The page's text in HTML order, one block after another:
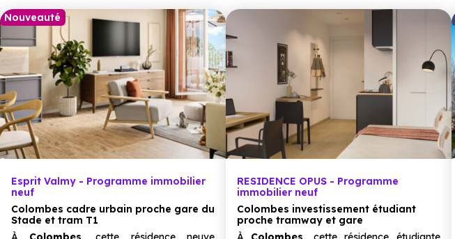
Nouveauté
Esprit Valmy - Programme immobilier
neuf
Colombes cadre urbain proche gare du
Stade et tram T1
RESIDENCE OPUS - Programme
immobilier neuf
Colombes investissement étudiant
proche tramway et gare